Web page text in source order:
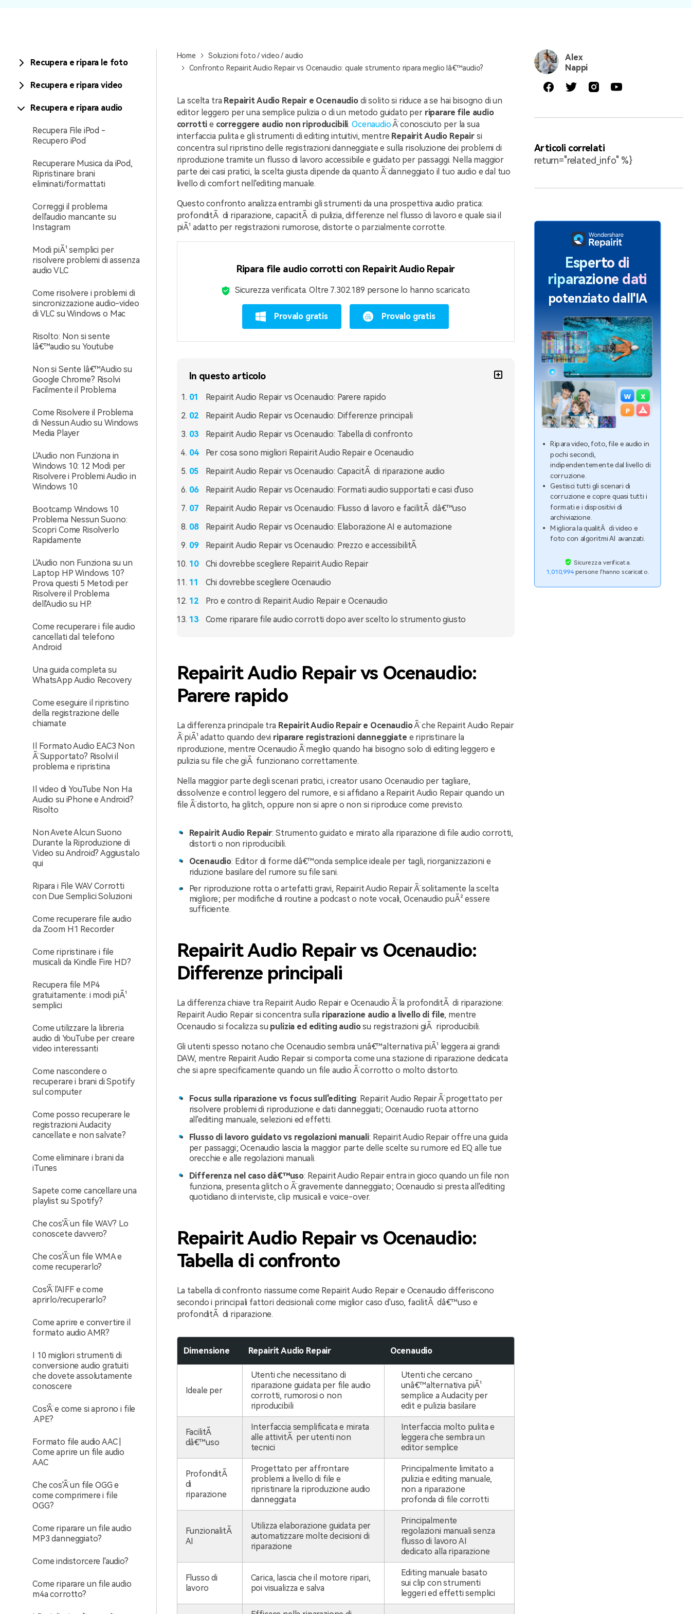
Recupera e ripara le foto
Recupera e ripara video
Recupera e ripara audio
Recupera File iPod -
Recupero iPod
Recuperare Musica da iPod,
Ripristinare brani
eliminati/formattati
Correggi il problema
dell'audio mancante su
Instagram
Modi piÃ¹ semplici per
risolvere problemi di assenza
audio VLC
Come risolvere i problemi di
sincronizzazione audio-video
di VLC su Windows o Mac
Risolto: Non si sente
lâ€™audio su Youtube
Non si Sente lâ€™Audio su
Google Chrome? Risolvi
Facilmente il Problema
Come Risolvere il Problema
di Nessun Audio su Windows
Media Player
L'Audio non Funziona in
Windows 10: 12 Modi per
Risolvere i Problemi Audio in
Windows 10
Bootcamp Windows 10
Problema Nessun Suono:
Scopri Come Risolverlo
Rapidamente
L'Audio non Funziona su un
Laptop HP Windows 10?
Prova questi 5 Metodi per
Risolvere il Problema
dell'Audio su HP.
Come recuperare i file audio
cancellati dal telefono
Android
Una guida completa su
WhatsApp Audio Recovery
Come eseguire il ripristino
della registrazione delle
chiamate
Il Formato Audio EAC3 Non
Ã¨ Supportato? Risolvi il
problema e ripristina
Il video di YouTube Non Ha
Audio su iPhone e Android?
Risolto
Non Avete Alcun Suono
Durante la Riproduzione di
Video su Android? Aggiustalo
qui
Ripara i File WAV Corrotti
con Due Semplici Soluzioni
Come recuperare file audio
da Zoom H1 Recorder
Come ripristinare i file
musicali da Kindle Fire HD?
Recupera file MP4
gratuitamente: i modi piÃ¹
semplici
Come utilizzare la libreria
audio di YouTube per creare
video interessanti
Come nascondere o
recuperare i brani di Spotify
sul computer
Come posso recuperare le
registrazioni Audacity
cancellate e non salvate?
Come eliminare i brani da
iTunes
Sapete come cancellare una
playlist su Spotify?
Che cos'Ã¨ un file WAV? Lo
conoscete davvero?
Che cos'Ã¨ un file WMA e
come recuperarlo?
Cos'Ã¨ l'AIFF e come
aprirlo/recuperarlo?
Come aprire e convertire il
formato audio AMR?
I 10 migliori strumenti di
conversione audio gratuiti
che dovete assolutamente
conoscere
Cos'Ã¨ e come si aprono i file
.APE?
Formato file audio AAC |
Come aprire un file audio
AAC
Che cos'Ã¨ un file OGG e
come comprimere i file
OGG?
Come riparare un file audio
MP3 danneggiato?
Come indistorcere l'audio?
Come riparare un file audio
m4a corrotto?
Home
Soluzioni foto / video / audio
Confronto Repairit Audio Repair vs Ocenaudio: quale strumento ripara meglio lâ€™audio?
La scelta tra Repairit Audio Repair e Ocenaudio di solito si riduce a se hai bisogno di un
editor leggero per una semplice pulizia o di un metodo guidato per riparare file audio
corrotti e correggere audio non riproducibili.OcenaudioÃ¨ conosciuto per la sua
interfaccia pulita e gli strumenti di editing intuitivi, mentre Repairit Audio Repairsi
concentra sul ripristino delle registrazioni danneggiate e sulla risoluzione dei problemi di
riproduzione tramite un flusso di lavoro accessibile e guidato per passaggi. Nella maggior
parte dei casi pratici, la scelta giusta dipende da quanto Ã¨ danneggiato il tuo audio e dal tuo
livello di comfort nell'editing manuale.
Questo confronto analizza entrambi gli strumenti da una prospettiva audio pratica:
profonditÃ di riparazione, capacitÃ di pulizia, differenze nel flusso di lavoro e quale sia il
piÃ¹ adatto per registrazioni rumorose, distorte o parzialmente corrotte.
Ripara file audio corrotti con Repairit Audio Repair
Sicurezza verificata. Oltre 7.302.189 persone lo hanno scaricato.
Provalo gratis Provalo gratis
In questo articolo
Repairit Audio Repair vs Ocenaudio: Parere rapido
Repairit Audio Repair vs Ocenaudio: Differenze principali
Repairit Audio Repair vs Ocenaudio: Tabella di confronto
Per cosa sono migliori Repairit Audio Repair e Ocenaudio
Repairit Audio Repair vs Ocenaudio: CapacitÃ di riparazione audio
Repairit Audio Repair vs Ocenaudio: Formati audio supportati e casi d'uso
Repairit Audio Repair vs Ocenaudio: Flusso di lavoro e facilitÃ dâ€™uso
Repairit Audio Repair vs Ocenaudio: Elaborazione AI e automazione
Repairit Audio Repair vs Ocenaudio: Prezzo e accessibilitÃ
Chi dovrebbe scegliere Repairit Audio Repair
Chi dovrebbe scegliere Ocenaudio
Pro e contro di Repairit Audio Repair e Ocenaudio
Come riparare file audio corrotti dopo aver scelto lo strumento giusto
Repairit Audio Repair vs Ocenaudio:
Parere rapido
La differenza principale tra Repairit Audio Repair e OcenaudioÃ¨ che Repairit Audio Repair
Ã¨ piÃ¹ adatto quando devi riparare registrazioni danneggiate e ripristinare la
riproduzione, mentre Ocenaudio Ã¨ meglio quando hai bisogno solo di editing leggero e
pulizia su file che giÃ funzionano correttamente.
Nella maggior parte degli scenari pratici, i creator usano Ocenaudio per tagliare,
dissolvenze e control leggero del rumore, e si affidano a Repairit Audio Repair quando un
file Ã¨ distorto, ha glitch, oppure non si apre o non si riproduce come previsto.
Repairit Audio Repair: Strumento guidato e mirato alla riparazione di file audio corrotti,
distorti o non riproducibili.
Ocenaudio: Editor di forme dâ€™onda semplice ideale per tagli, riorganizzazioni e
riduzione basilare del rumore su file sani.
Per riproduzione rotta o artefatti gravi, Repairit Audio Repair Ã¨ solitamente la scelta
migliore; per modifiche di routine a podcast o note vocali, Ocenaudio puÃ² essere
sufficiente.
Repairit Audio Repair vs Ocenaudio:
Differenze principali
La differenza chiave tra Repairit Audio Repair e Ocenaudio Ã¨ la profonditÃ di riparazione:
Repairit Audio Repair si concentra sulla riparazione audio a livello di file, mentre
Ocenaudio si focalizza su pulizia ed editing audiosu registrazioni giÃ riproducibili.
Gli utenti spesso notano che Ocenaudio sembra unâ€™alternativa piÃ¹ leggera ai grandi
DAW, mentre Repairit Audio Repair si comporta come una stazione di riparazione dedicata
che si apre specificamente quando un file audio Ã¨ corrotto o molto distorto.
Focus sulla riparazione vs focus sull'editing: Repairit Audio Repair Ã¨ progettato per
risolvere problemi di riproduzione e dati danneggiati; Ocenaudio ruota attorno
all'editing manuale, selezioni ed effetti.
Flusso di lavoro guidato vs regolazioni manuali: Repairit Audio Repair offre una guida
per passaggi; Ocenaudio lascia la maggior parte delle scelte su rumore ed EQ alle tue
orecchie e alle regolazioni manuali.
Differenza nel caso dâ€™uso: Repairit Audio Repair entra in gioco quando un file non
funziona, presenta glitch o Ã¨ gravemente danneggiato; Ocenaudio si presta all'editing
quotidiano di interviste, clip musicali e voice-over.
Repairit Audio Repair vs Ocenaudio:
Tabella di confronto
La tabella di confronto riassume come Repairit Audio Repair e Ocenaudio differiscono
secondo i principali fattori decisionali come miglior caso d'uso, facilitÃ dâ€™uso e
profonditÃ di riparazione.
Dimensione Repairit Audio Repair Ocenaudio
Ideale per
Utenti che necessitano di
riparazione guidata per file audio
corrotti, rumorosi o non
riproducibili
Utenti che cercano
unâ€™alternativa piÃ¹
semplice a Audacity per
edit e pulizia basilare
FacilitÃ
dâ€™uso
Interfaccia semplificata e mirata
alle attivitÃ per utenti non
tecnici
Interfaccia molto pulita e
leggera che sembra un
editor semplice
ProfonditÃ
di
riparazione
Progettato per affrontare
problemi a livello di file e
ripristinare la riproduzione audio
danneggiata
Principalmente limitato a
pulizia e editing manuale,
non a riparazione
profonda di file corrotti
FunzionalitÃ
AI
Utilizza elaborazione guidata per
automatizzare molte decisioni di
riparazione
Principalmente
regolazioni manuali senza
flusso di lavoro AI
dedicato alla riparazione
Flusso di
lavoro
Carica, lascia che il motore ripari,
poi visualizza e salva
Editing manuale basato
sui clip con strumenti
leggeri ed effetti semplici
Alex
Nappi
Articoli correlati
return="related_info" %}
Esperto di
riparazione dati
potenziato dall'IA
Ripara video, foto, file e audio in
pochi secondi,
indipendentemente dal livello di
corruzione.
Gestisci tutti gli scenari di
corruzione e copre quasi tutti i
formati e i dispositivi di
archiviazione.
Migliora la qualitÃ di video e
foto con algoritmi AI avanzati.
Sicurezza verificata.
1,010,994persone l'hanno scaricato.